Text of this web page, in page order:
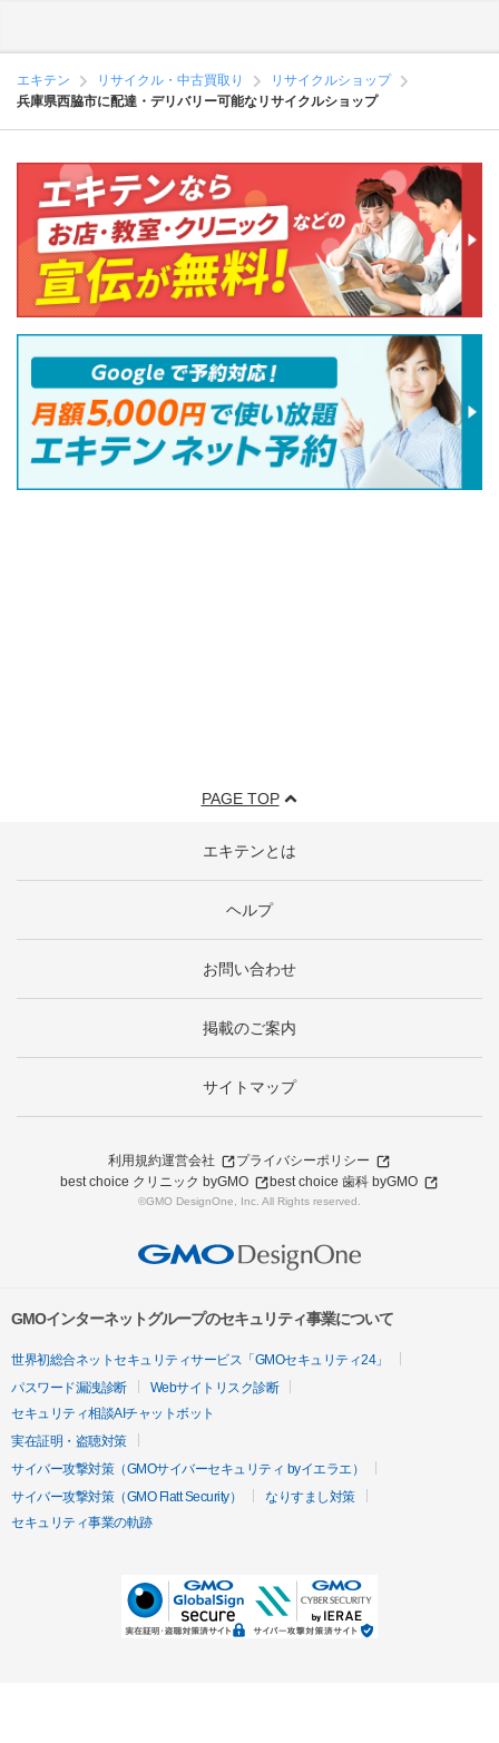
エキテン リサイクル・中古買取り
リサイクルショップ
兵庫県西脇市に配達・デリバリー可能なリサイクルショップ
PAGE TOP
エキテンとは
ヘルプ
お問い合わせ
掲載のご案内
サイトマップ
利用規約運営会社
プライバシーポリシー
best choice クリニック byGMO
best choice 歯科 byGMO
©GMO DesignOne, Inc. All Rights reserved.
GMOインターネットグループのセキュリティ事業について
世界初総合ネットセキュリティサービス「GMOセキュリティ24」
パスワード漏洩診断
Webサイトリスク診断
セキュリティ相談AIチャットボット
実在証明・盗聴対策
サイバー攻撃対策（GMOサイバーセキュリティ byイエラエ）
サイバー攻撃対策（GMO Flatt Security）
なりすまし対策
セキュリティ事業の軌跡